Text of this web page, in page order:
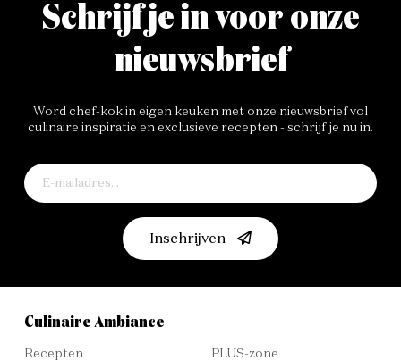
Schrijf je in voor onze
nieuwsbrief
Word chef-kok in eigen keuken met onze nieuwsbrief vol
culinaire inspiratie en exclusieve recepten - schrijf je nu in.
Inschrijven
Culinaire Ambiance
Recepten
PLUS-zone